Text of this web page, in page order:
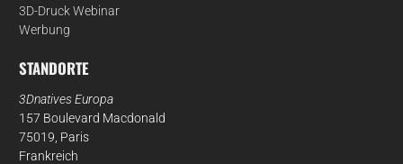
3D-Druck Webinar
Werbung
STANDORTE
3Dnatives Europa
157 Boulevard Macdonald
75019, Paris
Frankreich